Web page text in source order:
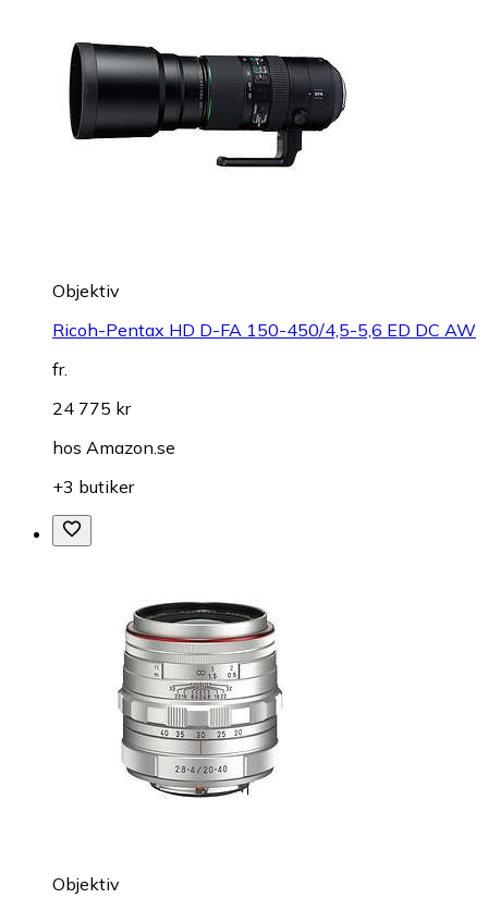
Objektiv
Ricoh-Pentax HD D-FA 150-450/4,5-5,6 ED DC AW
fr.
24 775 kr
hos Amazon.se
+3 butiker
Objektiv